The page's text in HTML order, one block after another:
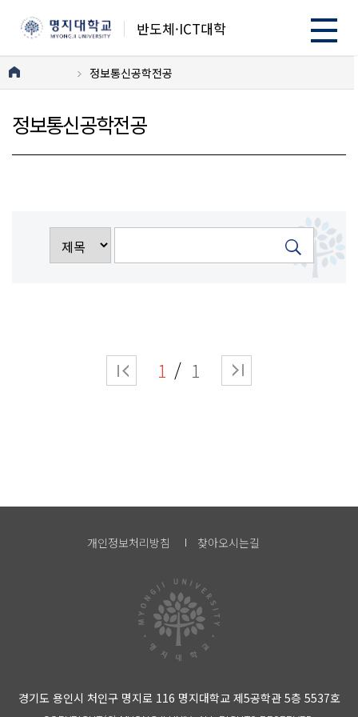
반도체·ICT대학
정보통신공학전공
정보통신공학전공
1 1
개인정보처리방침 찾아오시는길
경기도 용인시 처인구 명지로 116 명지대학교 제5공학관 5층 5537호